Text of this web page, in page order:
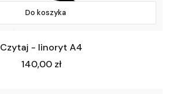
Do koszyka
Czytaj - linoryt A4
Cena
140,00 zł